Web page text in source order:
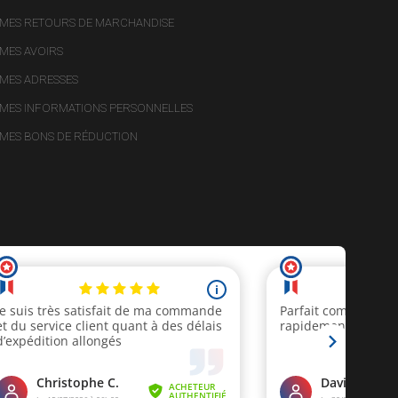
MES RETOURS DE MARCHANDISE
MES AVOIRS
MES ADRESSES
MES INFORMATIONS PERSONNELLES
MES BONS DE RÉDUCTION